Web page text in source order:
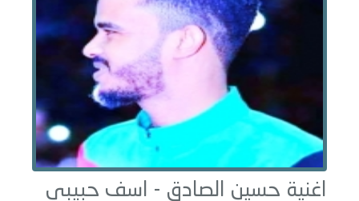
اغنية حسين الصادق - اسف حبيبي